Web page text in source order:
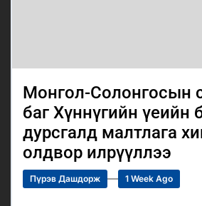
Монгол-Солонгосын
баг Хүннүгийн үеийн
дурсгалд малтлага
олдвор илрүүллээ
Пүрэв Дашдорж 1 Week Ago